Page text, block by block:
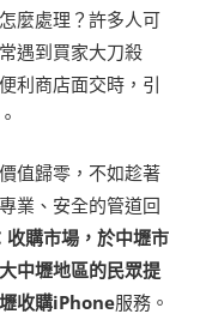
麼處理？許多人可
遇到買家大刀殺
利商店面交時，引
值歸零，不如趁著
業、安全的管道回
收購市場，於中壢市
中壢地區的民眾提
收購iPhone服務。